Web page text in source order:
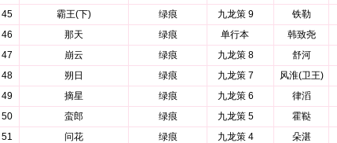
45
霸王(下) 绿痕 九龙策 9 铁勒
46
那天 绿痕 单行本 韩致尧
47
崩云 绿痕 九龙策 8 舒河
48
朔日 绿痕 九龙策 7 风淮(卫王)
49
摘星 绿痕 九龙策 6 律滔
50
蛮郎 绿痕 九龙策 5 霍鞑
51
问花 绿痕 九龙策 4 朵湛